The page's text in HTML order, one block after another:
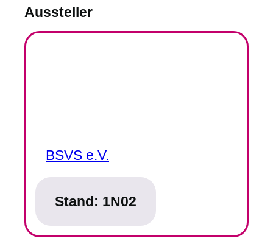
Aussteller
BSVS e.V.
Stand: 1N02